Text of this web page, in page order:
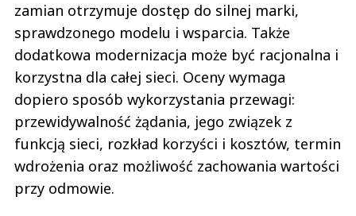
zamian otrzymuje dostęp do silnej marki,
sprawdzonego modelu i wsparcia. Także
dodatkowa modernizacja może być racjonalna i
korzystna dla całej sieci. Oceny wymaga
dopiero sposób wykorzystania przewagi:
przewidywalność żądania, jego związek z
funkcją sieci, rozkład korzyści i kosztów, termin
wdrożenia oraz możliwość zachowania wartości
przy odmowie.